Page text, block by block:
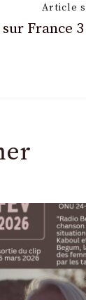
Article
France